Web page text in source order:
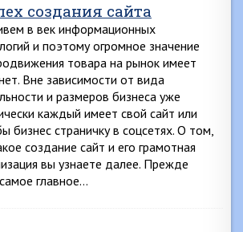
создания сайта
в век информационных
и поэтому огромное значение
товара на рынок имеет
Вне зависимости от вида
и размеров бизнеса уже
каждый имеет свой сайт или
бизнес страничку в соцсетях. О том,
создание сайт и его грамотная
вы узнаете далее. Прежде
главное…